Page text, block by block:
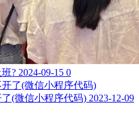
? 2024-09-15 0
(微信小程序代码) 2023-12-09